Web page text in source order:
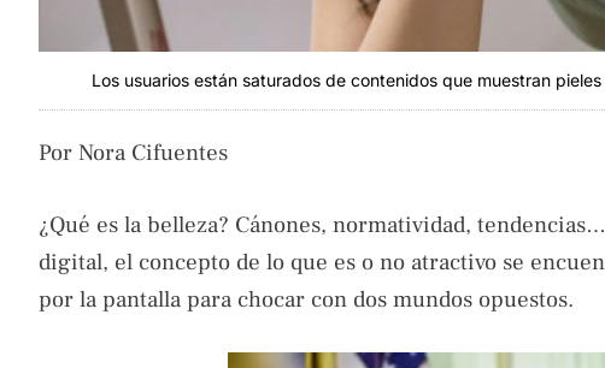
Los usuarios están saturados de contenidos que muestran
Por Nora Cifuentes
¿Qué es la belleza? Cánones, normatividad,
digital, el concepto de lo que es o no atractivo se
por la pantalla para chocar con dos mundos opuestos.